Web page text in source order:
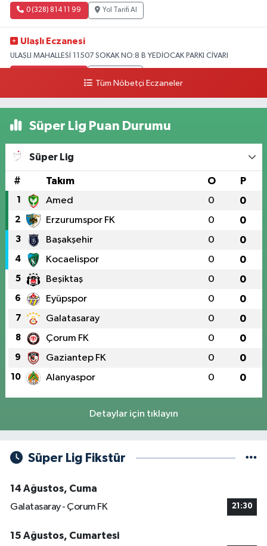
0 (328) 814 11 99 Yol Tarifi Al
Ulaşlı Eczanesi
ULAŞLI MAHALLESİ 11507 SOKAK NO:8 B YEDİOCAK PARKI CİVARI
Tüm Nöbetçi Eczaneler
Süper Lig Puan Durumu
Süper Lig
# Takım O P
1 Amed 0 0
2 Erzurumspor FK 0 0
3 Başakşehir 0 0
4 Kocaelispor 0 0
5 Beşiktaş 0 0
6 Eyüpspor 0 0
7 Galatasaray 0 0
8 Çorum FK 0 0
9 Gaziantep FK 0 0
10 Alanyaspor 0 0
Detaylar için tıklayın
Süper Lig Fikstür
14 Ağustos, Cuma
Galatasaray - Çorum FK
21:30
15 Ağustos, Cumartesi